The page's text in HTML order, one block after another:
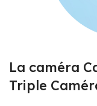
La caméra
Triple